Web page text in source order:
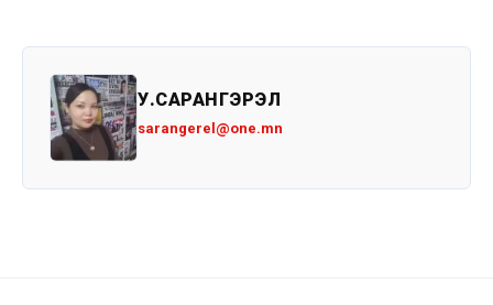
У.САРАНГЭРЭЛ
sarangerel@one.mn